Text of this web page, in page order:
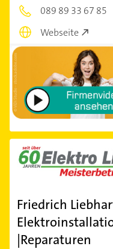
089 89 33 67 85
Webseite
Friedrich
|Reparaturen